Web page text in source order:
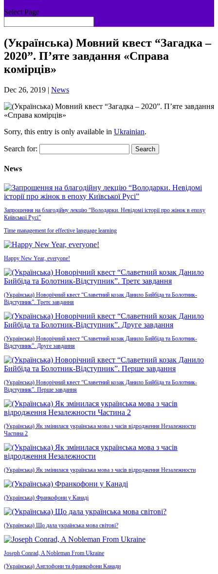
Select Page
(Українська) Мовний квест “Загадка –
2020”. П’яте завдання «Справа
комірців»
Dec 26, 2019 | News
Sorry, this entry is only available in Ukrainian.
Search for:
News
Запрошення на благодійну лекцію “Володарки. Невідомі історії про жінок в епоху
Київської Русі”
Time management for effective language learning
Happy New Year, everyone!
(Українська) Новорічний квест “Славетний козак Данило Бийбіда та Болотник-
Відступник”. Третє завдання
(Українська) Новорічний квест “Славетний козак Данило Бийбіда та Болотник-
Відступник”. Друге завдання
(Українська) Новорічний квест “Славетний козак Данило Бийбіда та Болотник-
Відступник”. Перше завдання
(Українська) Як змінилася українська мова з часів відродження Незалежности
Частина 2
(Українська) Як змінилася українська мова з часів відродження Незалежности
(Українська) Франкофони у Канаді
(Українська) Що дала українська мова світові?
Joseph Conrad, A Nobleman From Ukraine
(Українська) Англофони та франкофони Канади